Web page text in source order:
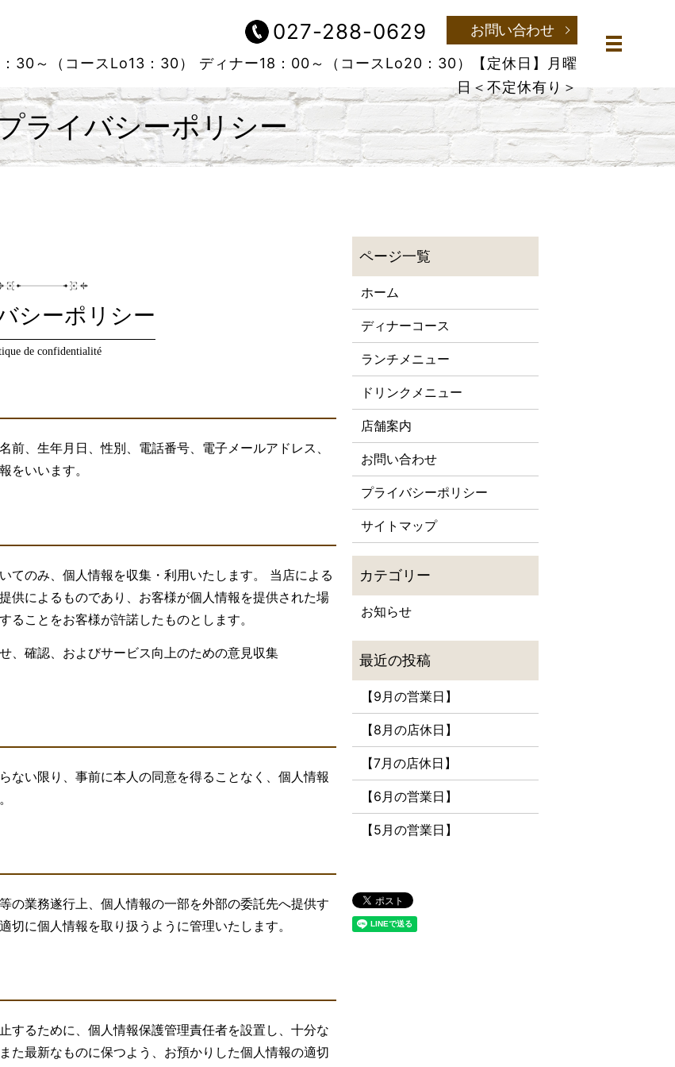
027-288-0629
お問い合わせ
30～（コースLo13：30）
ディナー18：00～（コースLo20：30）
【定休日】月曜
日＜不定休有り＞
メニュ
ライバシーポリシー
シーポリシー
de confidentialité
、生年月日、性別、電話番号、電子メールアドレス、
をいいます。
てのみ、個人情報を収集・利用いたします。 当店による
供によるものであり、お客様が個人情報を提供された場
ことをお客様が許諾したものとします。
、確認、およびサービス向上のための意見収集
ない限り、事前に本人の同意を得ることなく、個人情報
の業務遂行上、個人情報の一部を外部の委託先へ提供す
に個人情報を取り扱うように管理いたします。
するために、個人情報保護管理責任者を設置し、十分な
た最新なものに保つよう、お預かりした個人情報の適切
ホーム
ディナーコース
ランチメニュー
ドリンクメニュー
店舗案内
お問い合わせ
プライバシーポリシー
サイトマップ
お知らせ
【9月の営業日】
【8月の店休日】
【7月の店休日】
【6月の営業日】
【5月の営業日】